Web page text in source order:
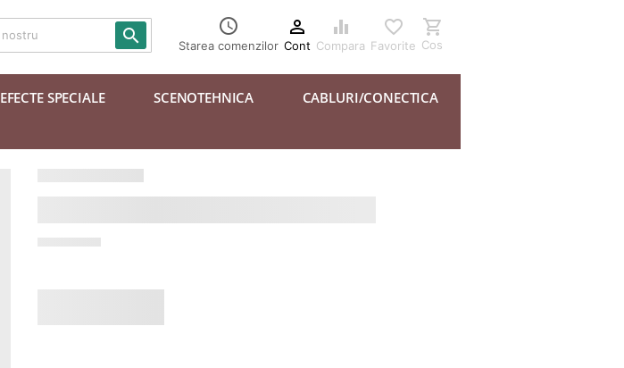
 
Starea comenzilor

Cont

Compara

Favorite

Cos
EFECTE SPECIALE SCENOTEHNICA
CABLURI/CONECTICA